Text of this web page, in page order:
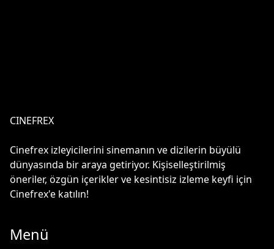
CINEFREX
Cinefrex izleyicilerini sinemanın ve dizilerin büyülü
dünyasında bir araya getiriyor. Kişiselleştirilmiş
öneriler, özgün içerikler ve kesintisiz izleme keyfi için
Cinefrex'e katılın!
Menü